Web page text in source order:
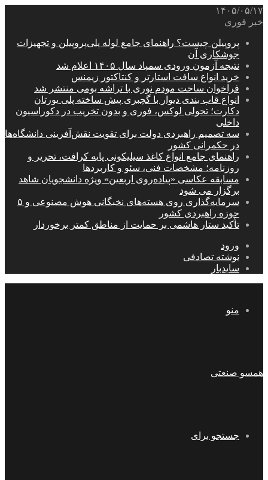
۱۴۰۵/۰۵/۱۷
خبر فوری
پروپیلن چیست؟ راهنمای جامع لوله پلی‌پروپیلن و تجهیزات
جوشکاری آن
نتیجه آزمون ورودی سمپاد سال ۱۴۰۵ اعلام شد
خرید انواع سافت استارتر و کنتاکتور زیمنس
فراخوان ساخت مودم نوری با تراشه بومی منتشر شد
انواع قاب بندی دیوار با گچبری پیش ساخته پلی یورتان
دکارت؛ تحولی لوکس، فوری و بدون تخریب در دکوراسیون
داخلی
سه تصمیم راهبردی دولت برای تقویت نقش‌آفرینی دانشگاه‌ها
در حکمرانی کشور
راهنمای جامع انواع کاغذ سیلیکونی پایه کرافت، تحریر و
روزنامه؛ مشخصات فنی، سئو و کاربردها
مسابقه عکاسی «پیاده‌روی اربعین» ویژه دانشجویان شاهد
برگزار می شود
سرمایه‌گذاری روی هسته‌های نخبگانی هوش مصنوعی و ۵
حوزه راهبردی کشور
تأکید ستار هاشمی بر حمایت از مناطق کمتر برخوردار
ورود
نوشته تصادفی
سایدبار
منو
همسو صنعتی
جستجو برای